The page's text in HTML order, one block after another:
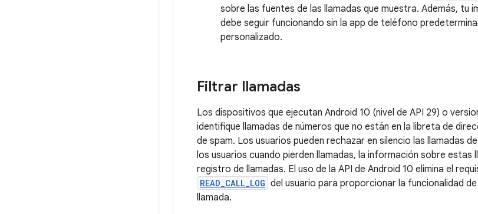
sobre las fuentes de las llamadas que muestra. Además, tu
debe seguir funcionando sin la app de teléfono
personalizado.
Filtrar llamadas
Los dispositivos que ejecutan Android 10 (nivel de API 29) o
identifique llamadas de números que no están en la libreta de
de spam. Los usuarios pueden rechazar en silencio las llamadas
los usuarios cuando pierden llamadas, la información sobre estas
registro de llamadas. El uso de la API de Android 10 elimina el
READ_CALL_LOG del usuario para proporcionar la funcionalidad
llamada.